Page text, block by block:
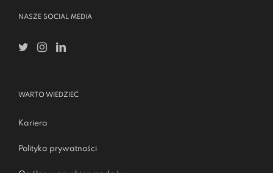
NASZE SOCIAL MEDIA
WARTO WIEDZIEĆ
Kariera
Polityka prywatności